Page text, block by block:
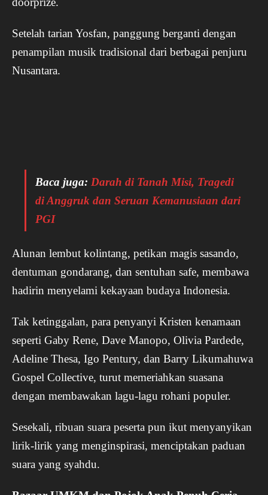
Setelah tarian Yosfan, panggung berganti dengan
penampilan musik tradisional dari berbagai penjuru
Nusantara.
Baca juga: Darah di Tanah Misi, Tragedi
di Anggruk dan Seruan Kemanusiaan dari
PGI
Alunan lembut kolintang, petikan magis sasando,
dentuman gondarang, dan sentuhan safe, membawa
hadirin menyelami kekayaan budaya Indonesia.
Tak ketinggalan, para penyanyi Kristen kenamaan
seperti Gaby Rene, Dave Manopo, Olivia Pardede,
Adeline Thesa, Igo Pentury, dan Barry Likumahuwa
Gospel Collective, turut memeriahkan suasana
dengan membawakan lagu-lagu rohani populer.
Sesekali, ribuan suara peserta pun ikut menyanyikan
lirik-lirik yang menginspirasi, menciptakan paduan
suara yang syahdu.